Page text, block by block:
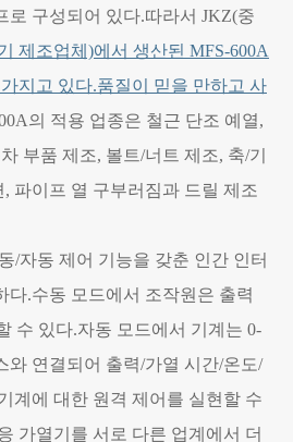
로 구성되어 있다.따라서 JKZ(중
제조업체)에서 생산된 MFS-600A
지고 있다.품질이 믿을 만하고 사
의 적용 업종은 철근 단조 예열,
부품 제조, 볼트/너트 제조, 축/기
파이프 열 구부러짐과 드릴 제조
/자동 제어 기능을 갖춘 인간 인터
다.수동 모드에서 조작원은 출력
수 있다.자동 모드에서 기계는 0-
와 연결되어 출력/가열 시간/온도/
계에 대한 원격 제어를 실현할 수
가열기를 서로 다른 업계에서 더